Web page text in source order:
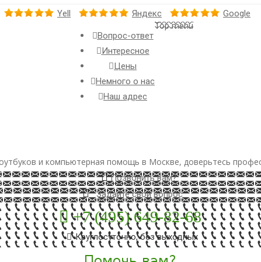
Yell Яндекс Google
Вопрос-ответ
Интересное
Цены
Немного о нас
Наш адрес
Top menu
и компьютерная помощь в Москве, доверьтесь
Позвонить вам?
Задайте свой вопрос
+7 (495) 649-82-68
Круглосуточно, без выходных